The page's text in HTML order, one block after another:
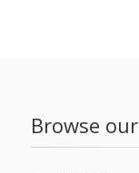
Browse our